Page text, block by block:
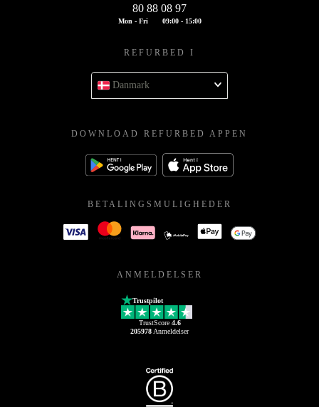
80 88 08 97
Mon - Fri 09:00 - 15:00
REFURBED I
Danmark
DOWNLOAD REFURBED APPEN
BETALINGSMULIGHEDER
ANMELDELSER
Trustpilot
TrustScore 4.6
205978 Anmeldelser